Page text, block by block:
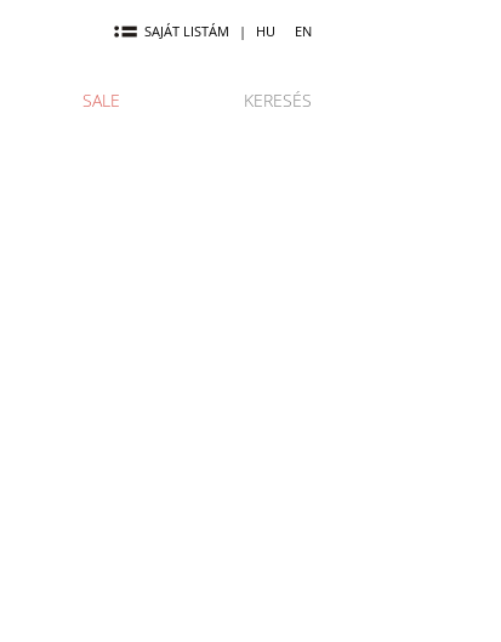
SAJÁT LISTÁM | HU EN
SALE KERESÉS